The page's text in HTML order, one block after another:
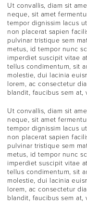
Ut convallis, diam sit
neque, sit amet
tempor dignissim lacus
non placerat sapien
pulvinar tristique sem
metus, id tempor nunc
imperdiet suscipit vitae
tellus condimentum, sit
molestie, dui lacinia
lorem, ac consectetur
blandit, faucibus sem at,
Ut convallis, diam sit
neque, sit amet
tempor dignissim lacus
non placerat sapien
pulvinar tristique sem
metus, id tempor nunc
imperdiet suscipit vitae
tellus condimentum, sit
molestie, dui lacinia
lorem, ac consectetur
blandit, faucibus sem at,